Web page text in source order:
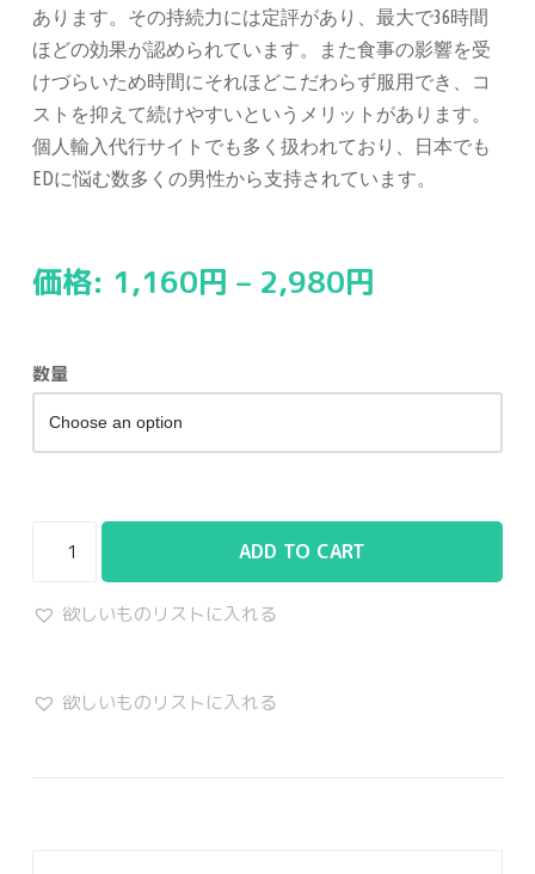
あります。その持続力には定評があり、最大で36時間
ほどの効果が認められています。また食事の影響を受
けづらいため時間にそれほどこだわらず服用でき、コ
ストを抑えて続けやすいというメリットがあります。
個人輸入代行サイトでも多く扱われており、日本でも
EDに悩む数多くの男性から支持されています。
価格: 1,160円 – 2,980円
数量
ADD TO CART
欲しいものリストに入れる
欲しいものリストに入れる